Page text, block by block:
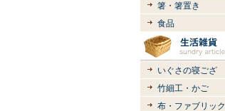
箸・箸置き
食品
いぐさの寝ござ
竹細工・かご
布・ファブリック